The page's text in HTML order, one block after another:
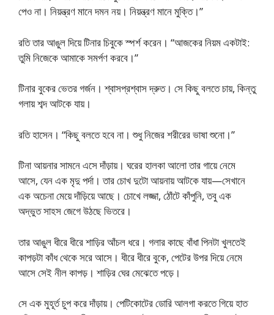
পেও না। নিয়ন্ত্রণ মানে দমন নয়। নিয়ন্ত্রণ মানে মুক্তি।”
রতি তার আঙুল দিয়ে টিনার চিবুকে স্পর্শ করেন। “আজকের নিয়ম একটাই:
তুমি নিজেকে আমাকে সমর্পণ করবে।”
টিনার বুকের ভেতর গর্জন। শ্বাসপ্রশ্বাস দ্রুত। সে কিছু বলতে চায়, কিন্তু
গলায় শব্দ আটকে যায়।
রতি হাসেন। “কিছু বলতে হবে না। শুধু নিজের শরীরের ভাষা শুনো।”
টিনা আয়নার সামনে এসে দাঁড়ায়। ঘরের হালকা আলো তার গায়ে নেমে
আসে, যেন এক মৃদু পর্দা। তার চোখ দুটো আয়নায় আটকে যায়—সেখানে
এক অচেনা মেয়ে দাঁড়িয়ে আছে। চোখে লজ্জা, ঠোঁটে কাঁপুনি, তবু এক
অদ্ভুত সাহস জেগে উঠছে ভিতরে।
তার আঙুল ধীরে ধীরে শাড়ির আঁচল ধরে। গলার কাছে বাঁধা পিনটা খুলতেই
কাপড়টা কাঁধ থেকে সরে আসে। ধীরে ধীরে বুকে, পেটের উপর দিয়ে নেমে
আসে সেই নীল কাপড়। শাড়ির ঘের মেঝেতে পড়ে।
সে এক মুহূর্ত চুপ করে দাঁড়ায়। পেটিকোটের ডোরি আলগা করতে গিয়ে হাত